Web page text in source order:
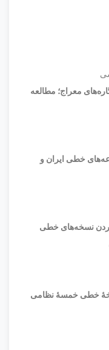
معراج؛ مطالعه
خطی ایران و
نسخه‌های خطی
خطی خمسۀ نظامی